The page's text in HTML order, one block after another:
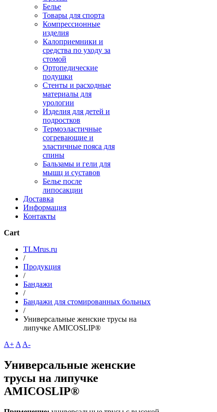
Белье
Товары для спорта
Компрессионные
изделия
Калоприемники и
средства по уходу за
стомой
Ортопедические
подушки
Стенты и расходные
материалы для
урологии
Изделия для детей и
подростков
Термоэластичные
согревающие и
эластичные пояса для
спины
Бальзамы и гели для
мышц и суставов
Белье после
липосакции
Доставка
Информация
Контакты
Cart
TLMrus.ru
/
Продукция
/
Бандажи
/
Бандажи для стомированных больных
/
Универсальные женские трусы на
липучке AMICOSLIP®
A+ A A-
Универсальные женские
трусы на липучке
AMICOSLIP®